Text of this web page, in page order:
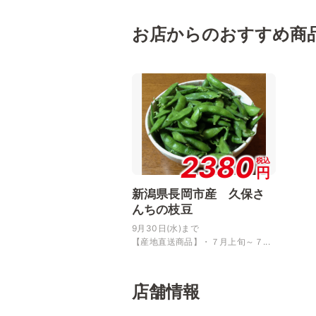
お店からのおすすめ商
2380税込
円
新潟県長岡市産 久保さ
んちの枝豆
9月30日(水)まで
【産地直送商品】・７月上旬～７...
店舗情報